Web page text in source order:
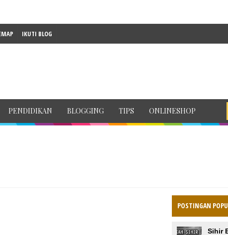
IKUTI BLOG
PENDIDIKAN BLOGGING TIPS ONLINESHOP
POSTINGAN
Sihir